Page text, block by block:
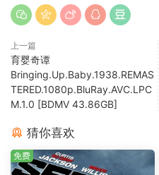
上一篇
育婴奇谭
Bringing.Up.Baby.1938.REMAS
TERED.1080p.BluRay.AVC.LPC
M.1.0 [BDMV 43.86GB]
猜你喜欢
免费